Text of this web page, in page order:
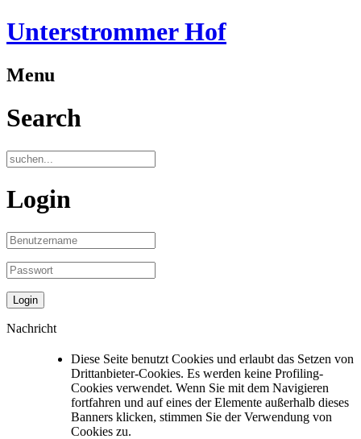
Unterstrommer Hof
Menu
Search
Login
Nachricht
Diese Seite benutzt Cookies und erlaubt das Setzen von
Drittanbieter-Cookies. Es werden keine Profiling-
Cookies verwendet. Wenn Sie mit dem Navigieren
fortfahren und auf eines der Elemente außerhalb dieses
Banners klicken, stimmen Sie der Verwendung von
Cookies zu.